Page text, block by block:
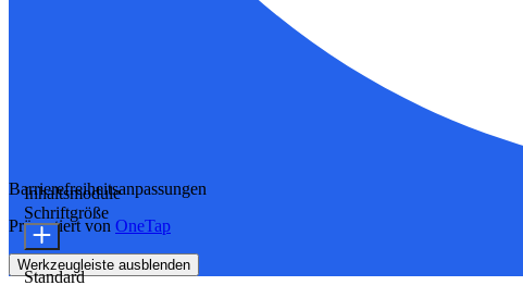
Barrierefreiheitsanpassungen
Präsentiert von OneTap
Werkzeugleiste ausblenden
Inhaltsmodule
Schriftgröße
Standard